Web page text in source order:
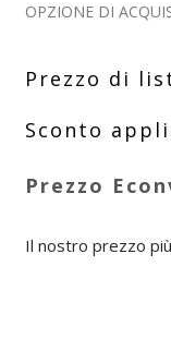
OPZIONE DI
Il nostro prezzo